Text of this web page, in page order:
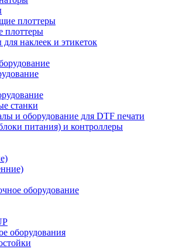
плоттеры
плоттеры
наклеек и этикеток
станки
и оборудование для DTF печати
питания) и контроллеры
оборудование
оборудования